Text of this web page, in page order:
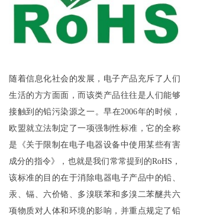
随着信息化社会的发展，电子产品充斥了人们
生活的方方面面，而该类产品往往是人们能够
接触到的铅污染源之一。早在2006年的时候，
欧盟就立法制定了一项强制性标准，它的全称
是《关于限制在电子电器设备中使用某些有害
成分的指令》，也就是我们常常提到的RoHS，
该标准的目的在于消除电器电子产品中的铅、
汞、镉、六价铬、多溴联苯和多溴二苯醚共六
项物质对人体和环境的影响，并重点规定了铅